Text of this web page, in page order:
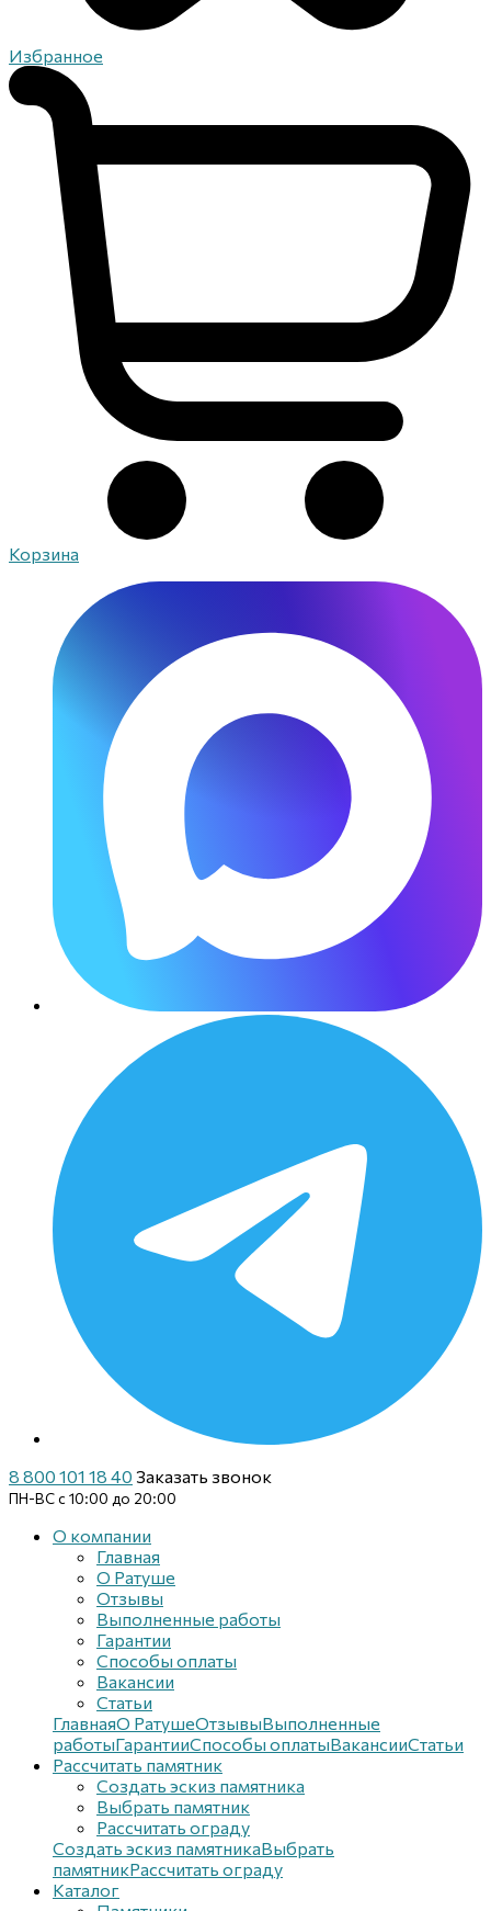
Избранное
Корзина
8 800 101 18 40 Заказать звонок
ПН-ВС с 10:00 до 20:00
О компании
Главная
О Ратуше
Отзывы
Выполненные работы
Гарантии
Способы оплаты
Вакансии
Статьи
ГлавнаяО РатушеОтзывыВыполненные
работыГарантииСпособы оплатыВакансииСтатьи
Рассчитать памятник
Создать эскиз памятника
Выбрать памятник
Рассчитать ограду
Создать эскиз памятникаВыбрать
памятникРассчитать ограду
Каталог